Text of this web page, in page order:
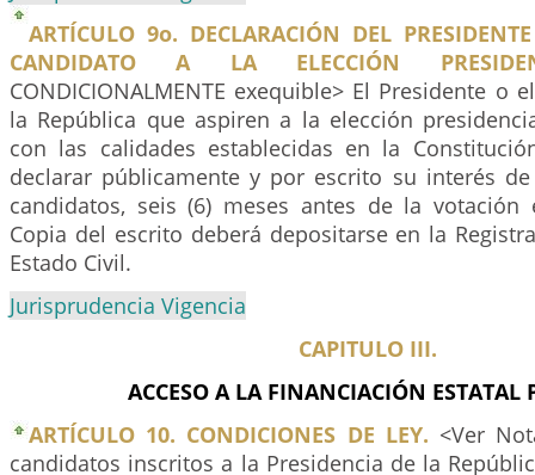
ARTÍCULO 9o. DECLARACIÓN DEL
CANDIDATO A LA ELECCIÓN
CONDICIONALMENTE exequible> El Presidente o
la República que aspiren a la elección
con las calidades establecidas en la
declarar públicamente y por escrito su interés
candidatos, seis (6) meses antes de la votación
Copia del escrito deberá depositarse en la
Estado Civil.
Jurisprudencia Vigencia
CAPITULO III.
ACCESO A LA FINANCIACIÓN ESTATAL
ARTÍCULO 10. CONDICIONES DE LEY. <Ver
candidatos inscritos a la Presidencia de la